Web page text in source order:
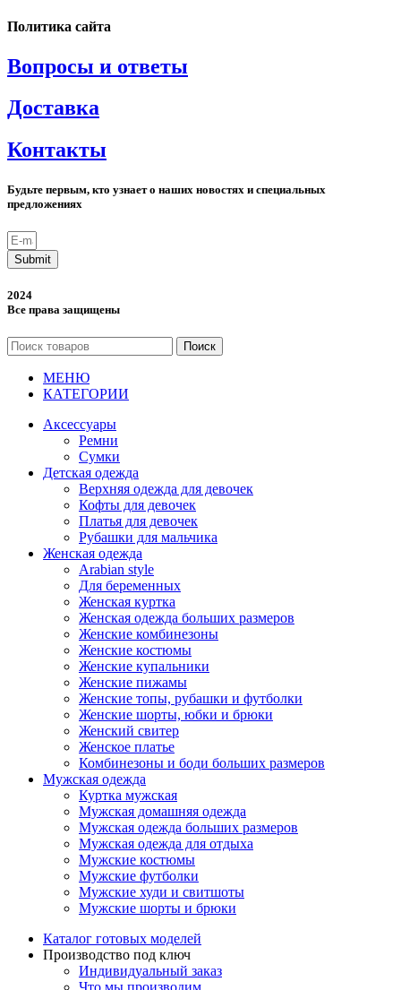
Политика сайта
Вопросы и ответы
Доставка
Контакты
Будьте первым, кто узнает о наших новостях и специальных
предложениях
Submit
2024
Все права защищены
Поиск
МЕНЮ
КАТЕГОРИИ
Аксессуары
Ремни
Сумки
Детская одежда
Верхняя одежда для девочек
Кофты для девочек
Платья для девочек
Рубашки для мальчика
Женская одежда
Arabian style
Для беременных
Женская куртка
Женская одежда больших размеров
Женские комбинезоны
Женские костюмы
Женские купальники
Женские пижамы
Женские топы, рубашки и футболки
Женские шорты, юбки и брюки
Женский свитер
Женское платье
Комбинезоны и боди больших размеров
Мужская одежда
Куртка мужская
Мужская домашняя одежда
Мужская одежда больших размеров
Мужская одежда для отдыха
Мужские костюмы
Мужские футболки
Мужские худи и свитшоты
Мужские шорты и брюки
Каталог готовых моделей
Производство под ключ
Индивидуальный заказ
Что мы производим